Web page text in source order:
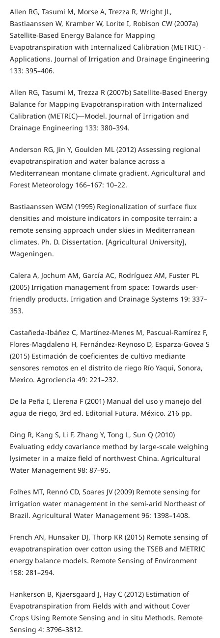
Allen RG, Tasumi M, Morse A, Trezza R, Wright JL,
Bastiaanssen W, Kramber W, Lorite I, Robison CW (2007a)
Satellite-Based Energy Balance for Mapping
Evapotranspiration with Internalized Calibration (METRIC) -
Applications. Journal of Irrigation and Drainage Engineering
133: 395–406.
Allen RG, Tasumi M, Trezza R (2007b) Satellite-Based Energy
Balance for Mapping Evapotranspiration with Internalized
Calibration (METRIC)—Model. Journal of Irrigation and
Drainage Engineering 133: 380–394.
Anderson RG, Jin Y, Goulden ML (2012) Assessing regional
evapotranspiration and water balance across a
Mediterranean montane climate gradient. Agricultural and
Forest Meteorology 166–167: 10–22.
Bastiaanssen WGM (1995) Regionalization of surface flux
densities and moisture indicators in composite terrain: a
remote sensing approach under skies in Mediterranean
climates. Ph. D. Dissertation. [Agricultural University],
Wageningen.
Calera A, Jochum AM, García AC, Rodríguez AM, Fuster PL
(2005) Irrigation management from space: Towards user-
friendly products. Irrigation and Drainage Systems 19: 337–
353.
Castañeda-Ibáñez C, Martínez-Menes M, Pascual-Ramírez F,
Flores-Magdaleno H, Fernández-Reynoso D, Esparza-Govea S
(2015) Estimación de coeficientes de cultivo mediante
sensores remotos en el distrito de riego Río Yaqui, Sonora,
Mexico. Agrociencia 49: 221–232.
De la Peña I, Llerena F (2001) Manual del uso y manejo del
agua de riego, 3rd ed. Editorial Futura. México. 216 pp.
Ding R, Kang S, Li F, Zhang Y, Tong L, Sun Q (2010)
Evaluating eddy covariance method by large-scale weighing
lysimeter in a maize field of northwest China. Agricultural
Water Management 98: 87–95.
Folhes MT, Rennó CD, Soares JV (2009) Remote sensing for
irrigation water management in the semi-arid Northeast of
Brazil. Agricultural Water Management 96: 1398–1408.
French AN, Hunsaker DJ, Thorp KR (2015) Remote sensing of
evapotranspiration over cotton using the TSEB and METRIC
energy balance models. Remote Sensing of Environment
158: 281–294.
Hankerson B, Kjaersgaard J, Hay C (2012) Estimation of
Evapotranspiration from Fields with and without Cover
Crops Using Remote Sensing and in situ Methods. Remote
Sensing 4: 3796–3812.